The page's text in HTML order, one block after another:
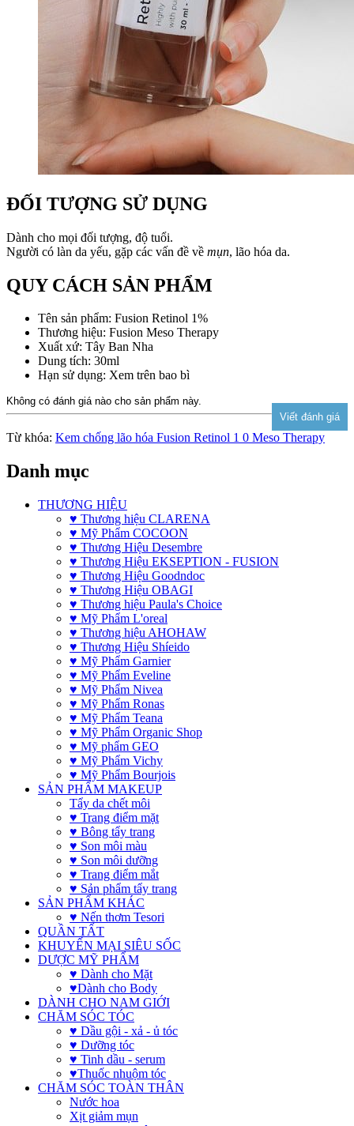
ĐỐI TƯỢNG SỬ DỤNG
Dành cho mọi đối tượng, độ tuổi.
Người có làn da yếu, gặp các vấn đề về mụn, lão hóa da.
QUY CÁCH SẢN PHẨM
Tên sản phẩm: Fusion Retinol 1%
Thương hiệu: Fusion Meso Therapy
Xuất xứ: Tây Ban Nha
Dung tích: 30ml
Hạn sử dụng: Xem trên bao bì
Không có đánh giá nào cho sản phẩm này.
Từ khóa: Kem chống lão hóa Fusion Retinol 1 0 Meso Therapy
Danh mục
THƯƠNG HIỆU
♥ Thương hiệu CLARENA
♥ Mỹ Phẩm COCOON
♥ Thương Hiệu Desembre
♥ Thương Hiệu EKSEPTION - FUSION
♥ Thương Hiệu Goodndoc
♥ Thương Hiệu OBAGI
♥ Thương hiệu Paula's Choice
♥ Mỹ Phẩm L'oreal
♥ Thương hiệu AHOHAW
♥ Thương Hiệu Shíeido
♥ Mỹ Phẩm Garnier
♥ Mỹ Phẩm Eveline
♥ Mỹ Phẩm Nivea
♥ Mỹ Phẩm Ronas
♥ Mỹ Phẩm Teana
♥ Mỹ Phẩm Organic Shop
♥ Mỹ phẩm GEO
♥ Mỹ Phẩm Vichy
♥ Mỹ Phẩm Bourjois
SẢN PHẨM MAKEUP
Tẩy da chết môi
♥ Trang điểm mặt
♥ Bông tẩy trang
♥ Son môi màu
♥ Son môi dưỡng
♥ Trang điểm mắt
♥ Sản phẩm tẩy trang
SẢN PHẨM KHÁC
♥ Nến thơm Tesori
QUẦN TẤT
KHUYẾN MẠI SIÊU SỐC
DƯỢC MỸ PHẨM
♥ Dành cho Mặt
♥Dành cho Body
DÀNH CHO NAM GIỚI
CHĂM SÓC TÓC
♥ Dầu gội - xả - ủ tóc
♥ Dưỡng tóc
♥ Tinh dầu - serum
♥Thuốc nhuộm tóc
CHĂM SÓC TOÀN THÂN
Nước hoa
Xịt giảm mụn